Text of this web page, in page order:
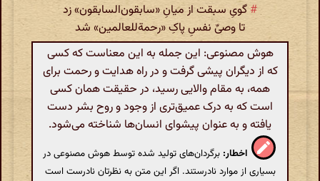
# گویِ سبقت از میانِ «سابقون‌السابقون» زد
تا وصیِّ نفسِ پاکِ «رحمة‌للعالمین» شد
هوش مصنوعی: این جمله به این معناست که کسی
که از دیگران پیشی گرفت و در راه هدایت و رحمت برای
همه، به مقام والایی رسید، در حقیقت همان کسی
است که به درک عمیق‌تری از وجود و روح بشر دست
یافته و به عنوان پیشوای انسان‌ها شناخته می‌شود.
اخطار: برگردان‌های تولید شده توسط هوش مصنوعی در
بسیاری از موارد نادرستند. اگر این متن به نظرتان نادرست است